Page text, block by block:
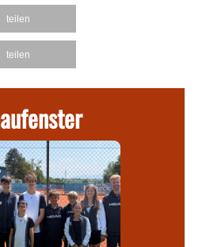
teilen
teilen